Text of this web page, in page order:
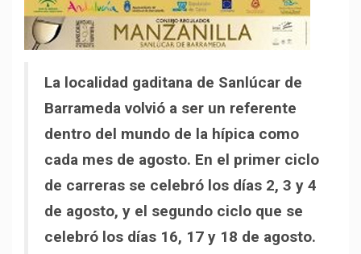
La localidad gaditana de Sanlúcar de
Barrameda volvió a ser un referente
dentro del mundo de la hípica como
cada mes de agosto. En el primer ciclo
de carreras se celebró los días 2, 3 y 4
de agosto, y el segundo ciclo que se
celebró los días 16, 17 y 18 de agosto.